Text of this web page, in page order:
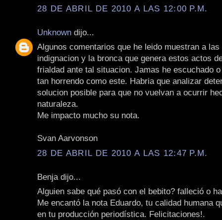
28 DE ABRIL DE 2010 A LAS 12:00 P.M.
Unknown dijo...
Algunos comentarios que he leido muestran a
indignacion y la bronca que genera estos actos
frialdad ante tal situacion. Jamas he escuchado
tan horrendo como este. Habria que analizar
solucion posible para que no vuelvan a ocurrir
naturaleza.
Me impacto mucho su nota.
Svan Aarvonson
28 DE ABRIL DE 2010 A LAS 12:47 P.M.
Benja dijo...
Alguien sabe qué pasó con el bebito? falleció o
Me encantó la nota Eduardo, tu calidad humana
en tu producción periodística. Felicitaciones!.